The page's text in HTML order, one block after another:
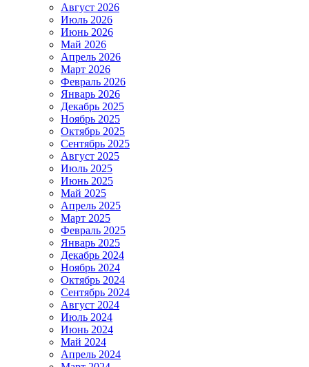
Август 2026
Июль 2026
Июнь 2026
Май 2026
Апрель 2026
Март 2026
Февраль 2026
Январь 2026
Декабрь 2025
Ноябрь 2025
Октябрь 2025
Сентябрь 2025
Август 2025
Июль 2025
Июнь 2025
Май 2025
Апрель 2025
Март 2025
Февраль 2025
Январь 2025
Декабрь 2024
Ноябрь 2024
Октябрь 2024
Сентябрь 2024
Август 2024
Июль 2024
Июнь 2024
Май 2024
Апрель 2024